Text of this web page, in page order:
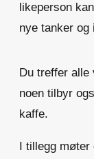
likeperson
nye tanker og
Du treffer alle
noen tilbyr
kaffe.
I tillegg møter